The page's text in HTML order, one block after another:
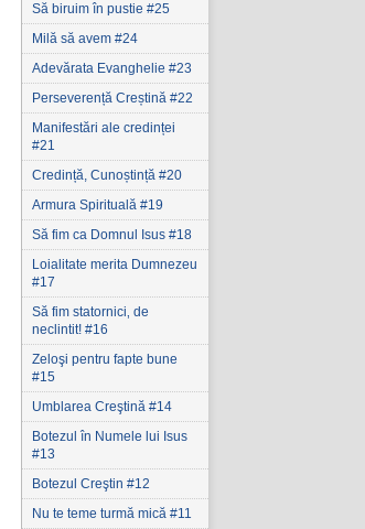
Să biruim în pustie #25
Milă să avem #24
Adevărata Evanghelie #23
Perseverență Creștină #22
Manifestări ale credinței
#21
Credință, Cunoștință #20
Armura Spirituală #19
Să fim ca Domnul Isus #18
Loialitate merita Dumnezeu
#17
Să fim statornici‚ de
neclintit! #16
Zeloşi pentru fapte bune
#15
Umblarea Creştină #14
Botezul în Numele lui Isus
#13
Botezul Creştin #12
Nu te teme turmă mică #11